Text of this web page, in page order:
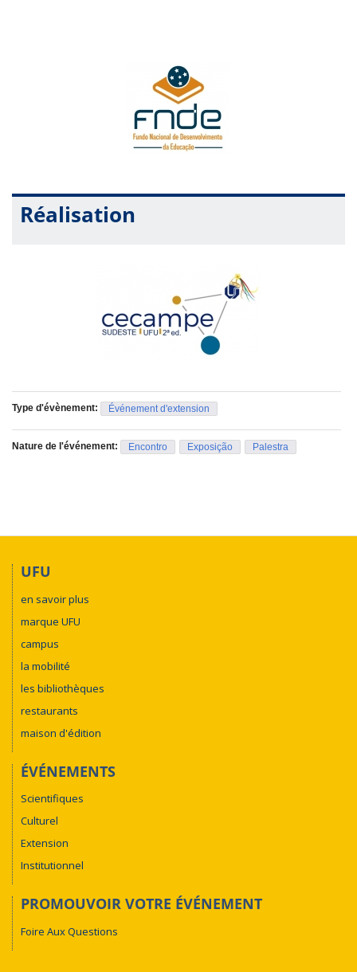
Réalisation
Type d'évènement: Événement d'extension
Nature de l'événement: Encontro Exposição Palestra
UFU
en savoir plus
marque UFU
campus
la mobilité
les bibliothèques
restaurants
maison d'édition
ÉVÉNEMENTS
Scientifiques
Culturel
Extension
Institutionnel
PROMOUVOIR VOTRE ÉVÉNEMENT
Foire Aux Questions